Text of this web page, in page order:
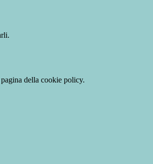
della cookie policy.